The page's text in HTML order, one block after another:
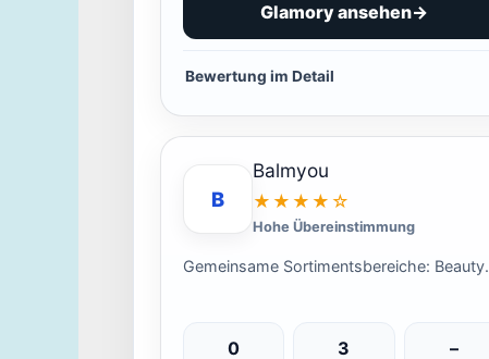
Glamory ansehen→
Bewertung im Detail
B
Balmyou
★★★★☆
Hohe Übereinstimmung
Gemeinsame Sortimentsbereiche: Beauty.
0 3 –